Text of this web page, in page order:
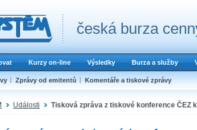
česká burza
Kurzy on-line Výsledky Burza a služby
Zprávy od emitentů Komentáře a tiskové zprávy
Události Tisková zpráva z tiskové konference ČEZ